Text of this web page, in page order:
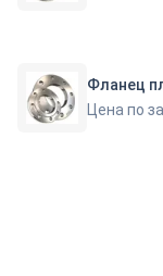
Цена по